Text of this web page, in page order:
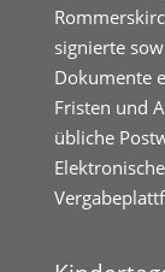
signierte
Dokumente
Fristen und
übliche